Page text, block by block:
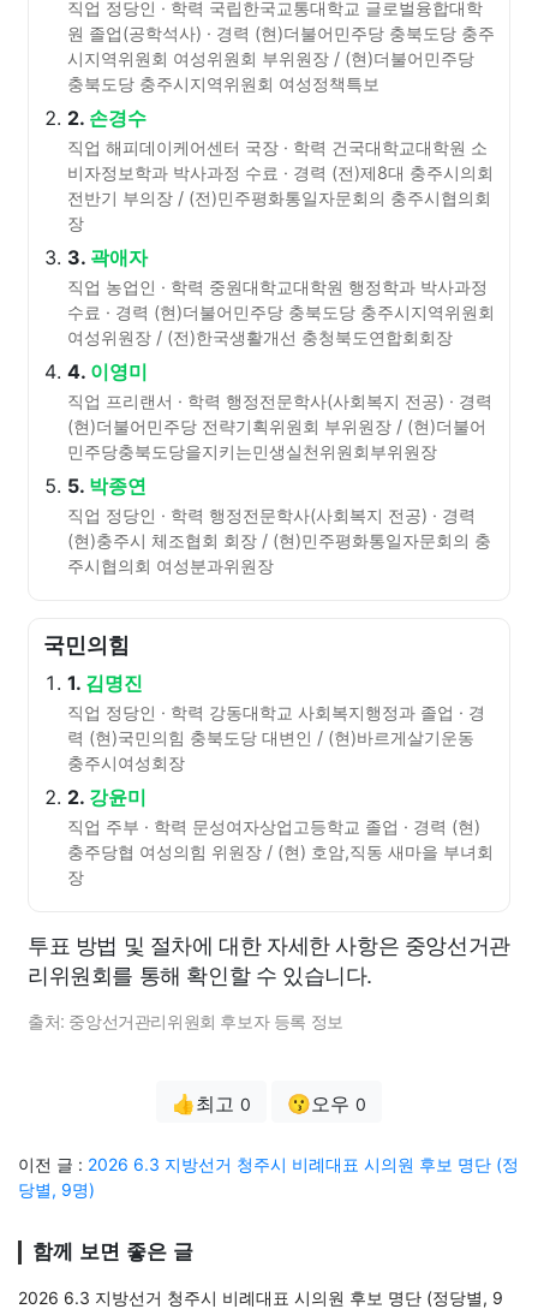
직업 정당인 · 학력 국립한국교통대학교 글로벌융합대학
원 졸업(공학석사) · 경력 (현)더불어민주당 충북도당 충주
시지역위원회 여성위원회 부위원장 / (현)더불어민주당
충북도당 충주시지역위원회 여성정책특보
2. 손경수
직업 해피데이케어센터 국장 · 학력 건국대학교대학원 소
비자정보학과 박사과정 수료 · 경력 (전)제8대 충주시의회
전반기 부의장 / (전)민주평화통일자문회의 충주시협의회
장
3. 곽애자
직업 농업인 · 학력 중원대학교대학원 행정학과 박사과정
수료 · 경력 (현)더불어민주당 충북도당 충주시지역위원회
여성위원장 / (전)한국생활개선 충청북도연합회회장
4. 이영미
직업 프리랜서 · 학력 행정전문학사(사회복지 전공) · 경력
(현)더불어민주당 전략기획위원회 부위원장 / (현)더불어
민주당충북도당을지키는민생실천위원회부위원장
5. 박종연
직업 정당인 · 학력 행정전문학사(사회복지 전공) · 경력
(현)충주시 체조협회 회장 / (현)민주평화통일자문회의 충
주시협의회 여성분과위원장
국민의힘
1. 김명진
직업 정당인 · 학력 강동대학교 사회복지행정과 졸업 · 경
력 (현)국민의힘 충북도당 대변인 / (현)바르게살기운동
충주시여성회장
2. 강윤미
직업 주부 · 학력 문성여자상업고등학교 졸업 · 경력 (현)
충주당협 여성의힘 위원장 / (현) 호암,직동 새마을 부녀회
장
투표 방법 및 절차에 대한 자세한 사항은 중앙선거관
리위원회를 통해 확인할 수 있습니다.
출처: 중앙선거관리위원회 후보자 등록 정보
👍최고 0 😗오우 0
이전 글 : 2026 6.3 지방선거 청주시 비례대표 시의원 후보 명단 (정
당별, 9명)
함께 보면 좋은 글
2026 6.3 지방선거 청주시 비례대표 시의원 후보 명단 (정당별, 9